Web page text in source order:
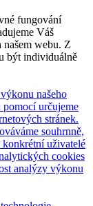
fungování
Váš
webu. Z
být individuálně
našeho
pomocí určujeme
stránek.
souhrnně,
uživatelé
cookies
analýzy výkonu